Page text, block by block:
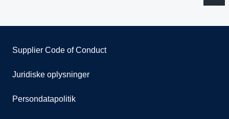
Supplier Code of Conduct
Juridiske oplysninger
Persondatapolitik